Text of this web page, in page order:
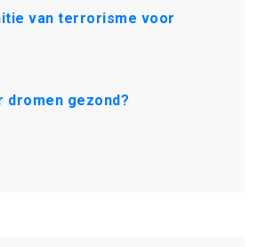
van terrorisme voor
dromen gezond?